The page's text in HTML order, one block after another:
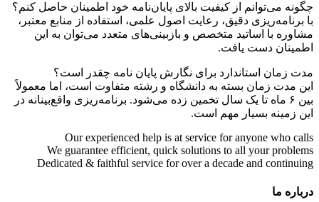
چگونه می‌توانم از کیفیت بالای پایان‌نامه خود اطمینان حاصل کنم؟
با برنامه‌ریزی دقیق، رعایت اصول علمی، استفاده از منابع معتبر،
مشاوره با اساتید متخصص و بازبینی‌های متعدد می‌توان به این
اطمینان دست یافت.
مدت زمان استاندارد برای نگارش پایان نامه چقدر است؟
این مدت زمان بسته به دانشگاه و رشته متفاوت است، اما معمولاً
بین ۶ ماه تا یک سال تخمین زده می‌شود. برنامه‌ریزی واقع‌بینانه در
این زمینه بسیار مهم است.
Our experienced help is at service for anyone who calls
We guarantee efficient, quick solutions to all your problems
Dedicated & faithful service for over a decade and continuing
درباره ما